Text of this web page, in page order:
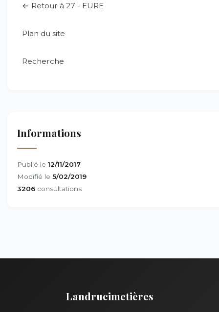
← Retour à 27 - EURE
Plan du site
Recherche
Informations
Publié le 12/11/2017
Modifié le 5/02/2019
3206 consultations
Landrucimetières